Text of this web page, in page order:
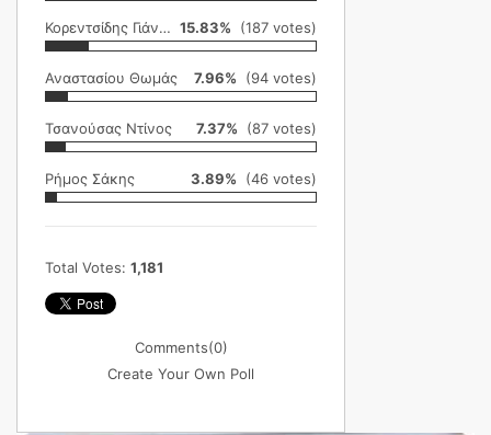
Κορεντσίδης Γιάννης 15.83% (187 votes)
Αναστασίου Θωμάς 7.96% (94 votes)
Τσανούσας Ντίνος 7.37% (87 votes)
Ρήμος Σάκης 3.89% (46 votes)
Total Votes: 1,181
Comments(0)
Create Your Own Poll